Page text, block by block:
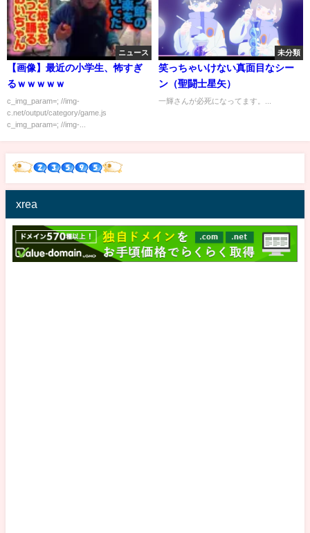
ニュース
【画像】最近の小学生、怖すぎ
るｗｗｗｗｗ
c_img_param=; //img-
c.net/output/category/game.js
c_img_param=; //img-...
未分類
笑っちゃいけない真面目なシー
ン（聖闘士星矢）
一輝さんが必死になってます。...
xrea